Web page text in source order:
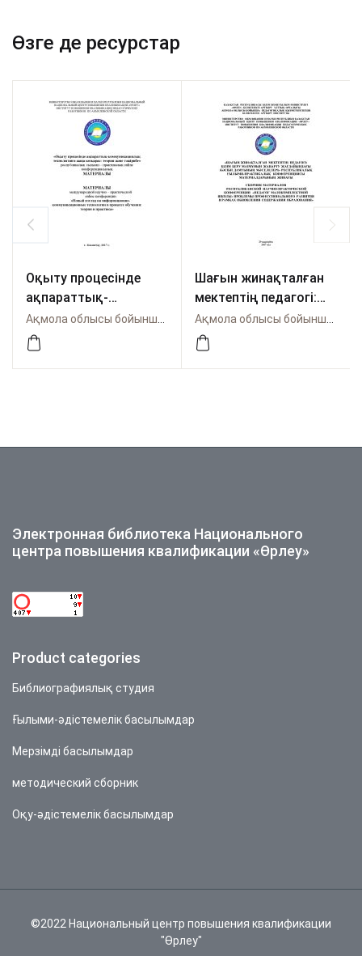
Өзге де ресурстар
Оқыту процесінде
ақпараттық-
коммуникациялық
технологияға жаңа
көзқарас: теория
Шағын жинақталған
мектептің педагогі:
білім беру мазмұнын
жаңарту
жағдайындағы кәсіби
Электронная библиотека Национального
центра повышения квалификации «Өрлеу»
Product categories
Библиографиялық студия
Ғылыми-әдістемелік басылымдар
Мерзімді басылымдар
методический сборник
Оқу-әдістемелік басылымдар
©2022 Национальный центр повышения квалификации
"Өрлеу"